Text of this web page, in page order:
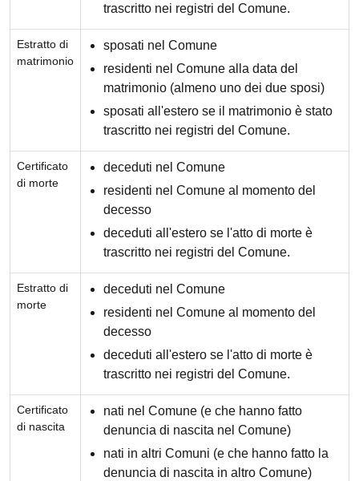
trascritto nei registri del Comune.
Estratto di
matrimonio
sposati nel Comune
residenti nel Comune alla data del
matrimonio (almeno uno dei due sposi)
sposati all'estero se il matrimonio è stato
trascritto nei registri del Comune.
Certificato
di morte
deceduti nel Comune
residenti nel Comune al momento del
decesso
deceduti all'estero se l'atto di morte è
trascritto nei registri del Comune.
Estratto di
morte
deceduti nel Comune
residenti nel Comune al momento del
decesso
deceduti all'estero se l'atto di morte è
trascritto nei registri del Comune.
Certificato
di nascita
nati nel Comune (e che hanno fatto
denuncia di nascita nel Comune)
nati in altri Comuni (e che hanno fatto la
denuncia di nascita in altro Comune)